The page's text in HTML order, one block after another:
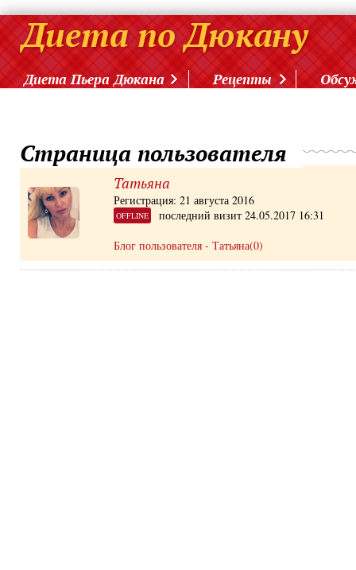
Диета Пьера Дюкана Рецепты
Страница пользователя
Татьяна
Регистрация: 21 августа 2016
OFFLINE
последний визит 24.05.2017 16:31
Блог пользователя - Татьяна(0)